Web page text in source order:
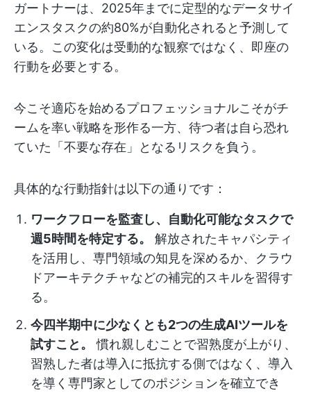
ガートナーは、2025年までに定型的なデータサイ
エンスタスクの約80%が自動化されると予測して
いる。この変化は受動的な観察ではなく、即座の
行動を必要とする。
今こそ適応を始めるプロフェッショナルこそがチ
ームを率い戦略を形作る一方、待つ者は自ら恐れ
ていた「不要な存在」となるリスクを負う。
具体的な行動指針は以下の通りです：
ワークフローを監査し、自動化可能なタスクで
週5時間を特定する。
解放されたキャパシティ
を活用し、専門領域の知見を深めるか、クラウ
ドアーキテクチャなどの補完的スキルを習得す
る。
今四半期中に少なくとも2つの生成AIツールを
試すこと。
慣れ親しむことで習熟度が上がり、
習熟した者は導入に抵抗する側ではなく、導入
を導く専門家としてのポジションを確立でき